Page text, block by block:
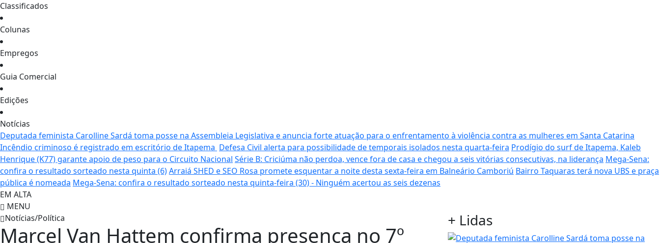
Classificados
Colunas
Empregos
Guia Comercial
Edições
Notícias
Deputada feminista Carolline Sardá toma posse na Assembleia Legislativa e anuncia forte atuação para o enfrentamento à violência contra as mulheres em Santa Catarina
Incêndio criminoso é registrado em escritório de Itapema Defesa Civil alerta para possibilidade de temporais isolados nesta quarta-feira Prodígio do surf de Itapema, Kaleb
Henrique (K77) garante apoio de peso para o Circuito Nacional Série B: Criciúma não perdoa, vence fora de casa e chegou a seis vitórias consecutivas, na liderança Mega-Sena:
confira o resultado sorteado nesta quinta (6)Arraiá SHED e SEO Rosa promete esquentar a noite desta sexta-feira em Balneário Camboriú Bairro Taquaras terá nova UBS e praça
pública é nomeada Mega-Sena: confira o resultado sorteado nesta quinta-feira (30) - Ninguém acertou as seis dezenas
EM ALTA
MENU
Notícias/Política
Marcel Van Hattem confirma presença no 7º
+ Lidas